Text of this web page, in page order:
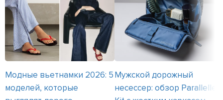
Модные вьетнамки 2026: 5
моделей, которые
Мужской дорожный
несессер: обзор Parallelle